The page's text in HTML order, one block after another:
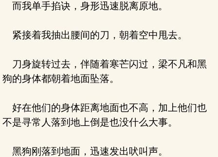
而我单手掐诀，身形迅速脱离原地。
紧接着我抽出腰间的刀，朝着空中甩去。
刀身旋转过去，伴随着寒芒闪过，梁不凡和黑
狗的身体都朝着地面坠落。
好在他们的身体距离地面也不高，加上他们也
不是寻常人落到地上倒是也没什么大事。
黑狗刚落到地面，迅速发出吠叫声。